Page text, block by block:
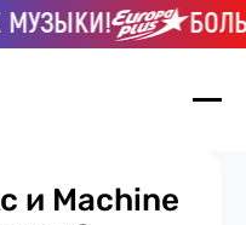
и Machine